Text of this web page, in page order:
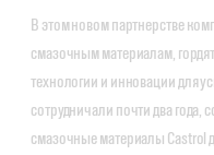
В этом новом партнерстве
смазочным материалам,
технологии и инновации для
сотрудничали почти два года,
смазочные материалы Castrol